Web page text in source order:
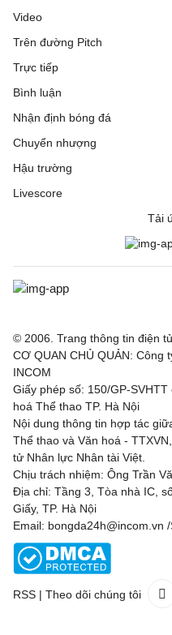
Video
Trên đường Pitch
Trực tiếp
Bình luận
Nhận định bóng đá
Chuyển nhượng
Hậu trường
Livescore
Tải
© 2006. Trang thông tin điện
CƠ QUAN CHỦ QUẢN: Công
INCOM
Giấy phép số: 150/GP-
hoá Thể thao TP. Hà Nội
Nội dung thông tin hợp tác
Thể thao và Văn hoá -
tử Nhân lực Nhân tài Việt.
Chịu trách nhiệm: Ông Trần
Địa chỉ: Tầng 3, Tòa nhà IC,
Giấy, TP. Hà Nội
Email: bongda24h@incom.vn
RSS | Theo dõi chúng tôi